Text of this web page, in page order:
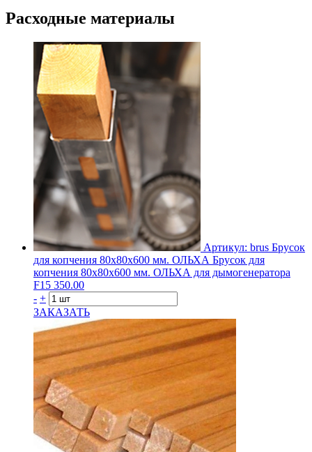
Расходные материалы
Артикул: brus Брусок
для копчения 80х80х600 мм. ОЛЬХА Брусок для
копчения 80х80х600 мм. ОЛЬХА для дымогенератора
F15 350.00
- +
ЗАКАЗАТЬ